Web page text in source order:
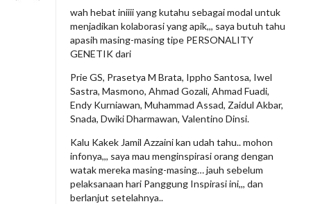
n
g
g
u
n
g
n
s
p
wah hebat iniiii yang kutahu sebagai modal untuk
menjadikan kolaborasi yang apik,,, saya butuh tahu
apasih masing-masing tipe PERSONALITY
GENETIK dari
Prie GS, Prasetya M Brata, Ippho Santosa, Iwel
Sastra, Masmono, Ahmad Gozali, Ahmad Fuadi,
Endy Kurniawan, Muhammad Assad, Zaidul Akbar,
Snada, Dwiki Dharmawan, Valentino Dinsi.
Kalu Kakek Jamil Azzaini kan udah tahu.. mohon
infonya,,, saya mau menginspirasi orang dengan
watak mereka masing-masing… jauh sebelum
pelaksanaan hari Panggung Inspirasi ini,,, dan
berlanjut setelahnya..